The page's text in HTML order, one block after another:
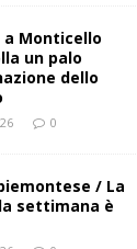
Monticello
un palo
dello
0
/ La
settimana è